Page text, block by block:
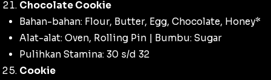
Chocolate Cookie
Bahan-bahan: Flour, Butter, Egg, Chocolate, Honey*
Alat-alat: Oven, Rolling Pin | Bumbu: Sugar
Pulihkan Stamina: 30 s/d 32
Cookie